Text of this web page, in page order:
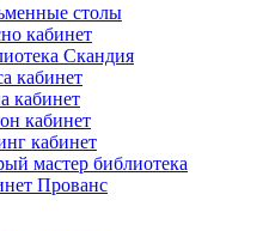
столы
кабинет
Скандия
кабинет
кабинет
кабинет
кабинет
мастер библиотека
Прованс